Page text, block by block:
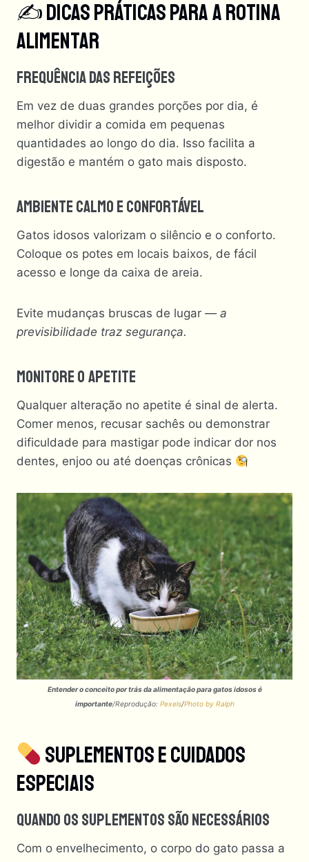
✍️ Dicas Práticas Para A Rotina
Alimentar
Frequência Das Refeições
Em vez de duas grandes porções por dia, é
melhor dividir a comida em pequenas
quantidades ao longo do dia. Isso facilita a
digestão e mantém o gato mais disposto.
Ambiente Calmo E Confortável
Gatos idosos valorizam o silêncio e o conforto.
Coloque os potes em locais baixos, de fácil
acesso e longe da caixa de areia.
Evite mudanças bruscas de lugar — a
previsibilidade traz segurança.
Monitore O Apetite
Qualquer alteração no apetite é sinal de alerta.
Comer menos, recusar sachês ou demonstrar
dificuldade para mastigar pode indicar dor nos
dentes, enjoo ou até doenças crônicas
Entender o conceito por trás da alimentação para gatos idosos é
importante/Reprodução: Pexels/Photo by Ralph
Suplementos E Cuidados
Especiais
Quando Os Suplementos São Necessários
Com o envelhecimento, o corpo do gato passa a